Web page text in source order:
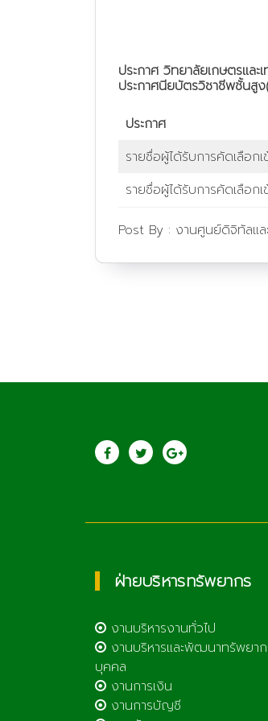
ประกาศ วิทยาลัยเกษตรและ
ประกาศนียบัตรวิชาชีพชั้นสู
ประกาศ
รายชื่อผู้ได้รับการคัดเลือก
รายชื่อผู้ได้รับการคัดเลือก
Post By : งานศูนย์ดิจิทัลแ
ฝ่ายบริหารทรัพยากร
งานบริหารงานทั่วไป
งานบริหารและพัฒนาทรัพยา
บุคคล
งานการเงิน
งานการบัญชี